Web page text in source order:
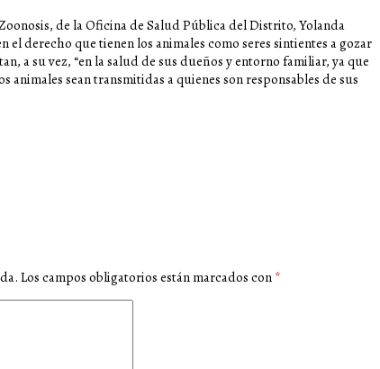
de la Oficina de Salud Pública del Distrito, Yolanda
derecho que tienen los animales como seres sintientes a gozar
a su vez, “en la salud de sus dueños y entorno familiar, ya que
animales sean transmitidas a quienes son responsables de sus
Los campos obligatorios están marcados con *